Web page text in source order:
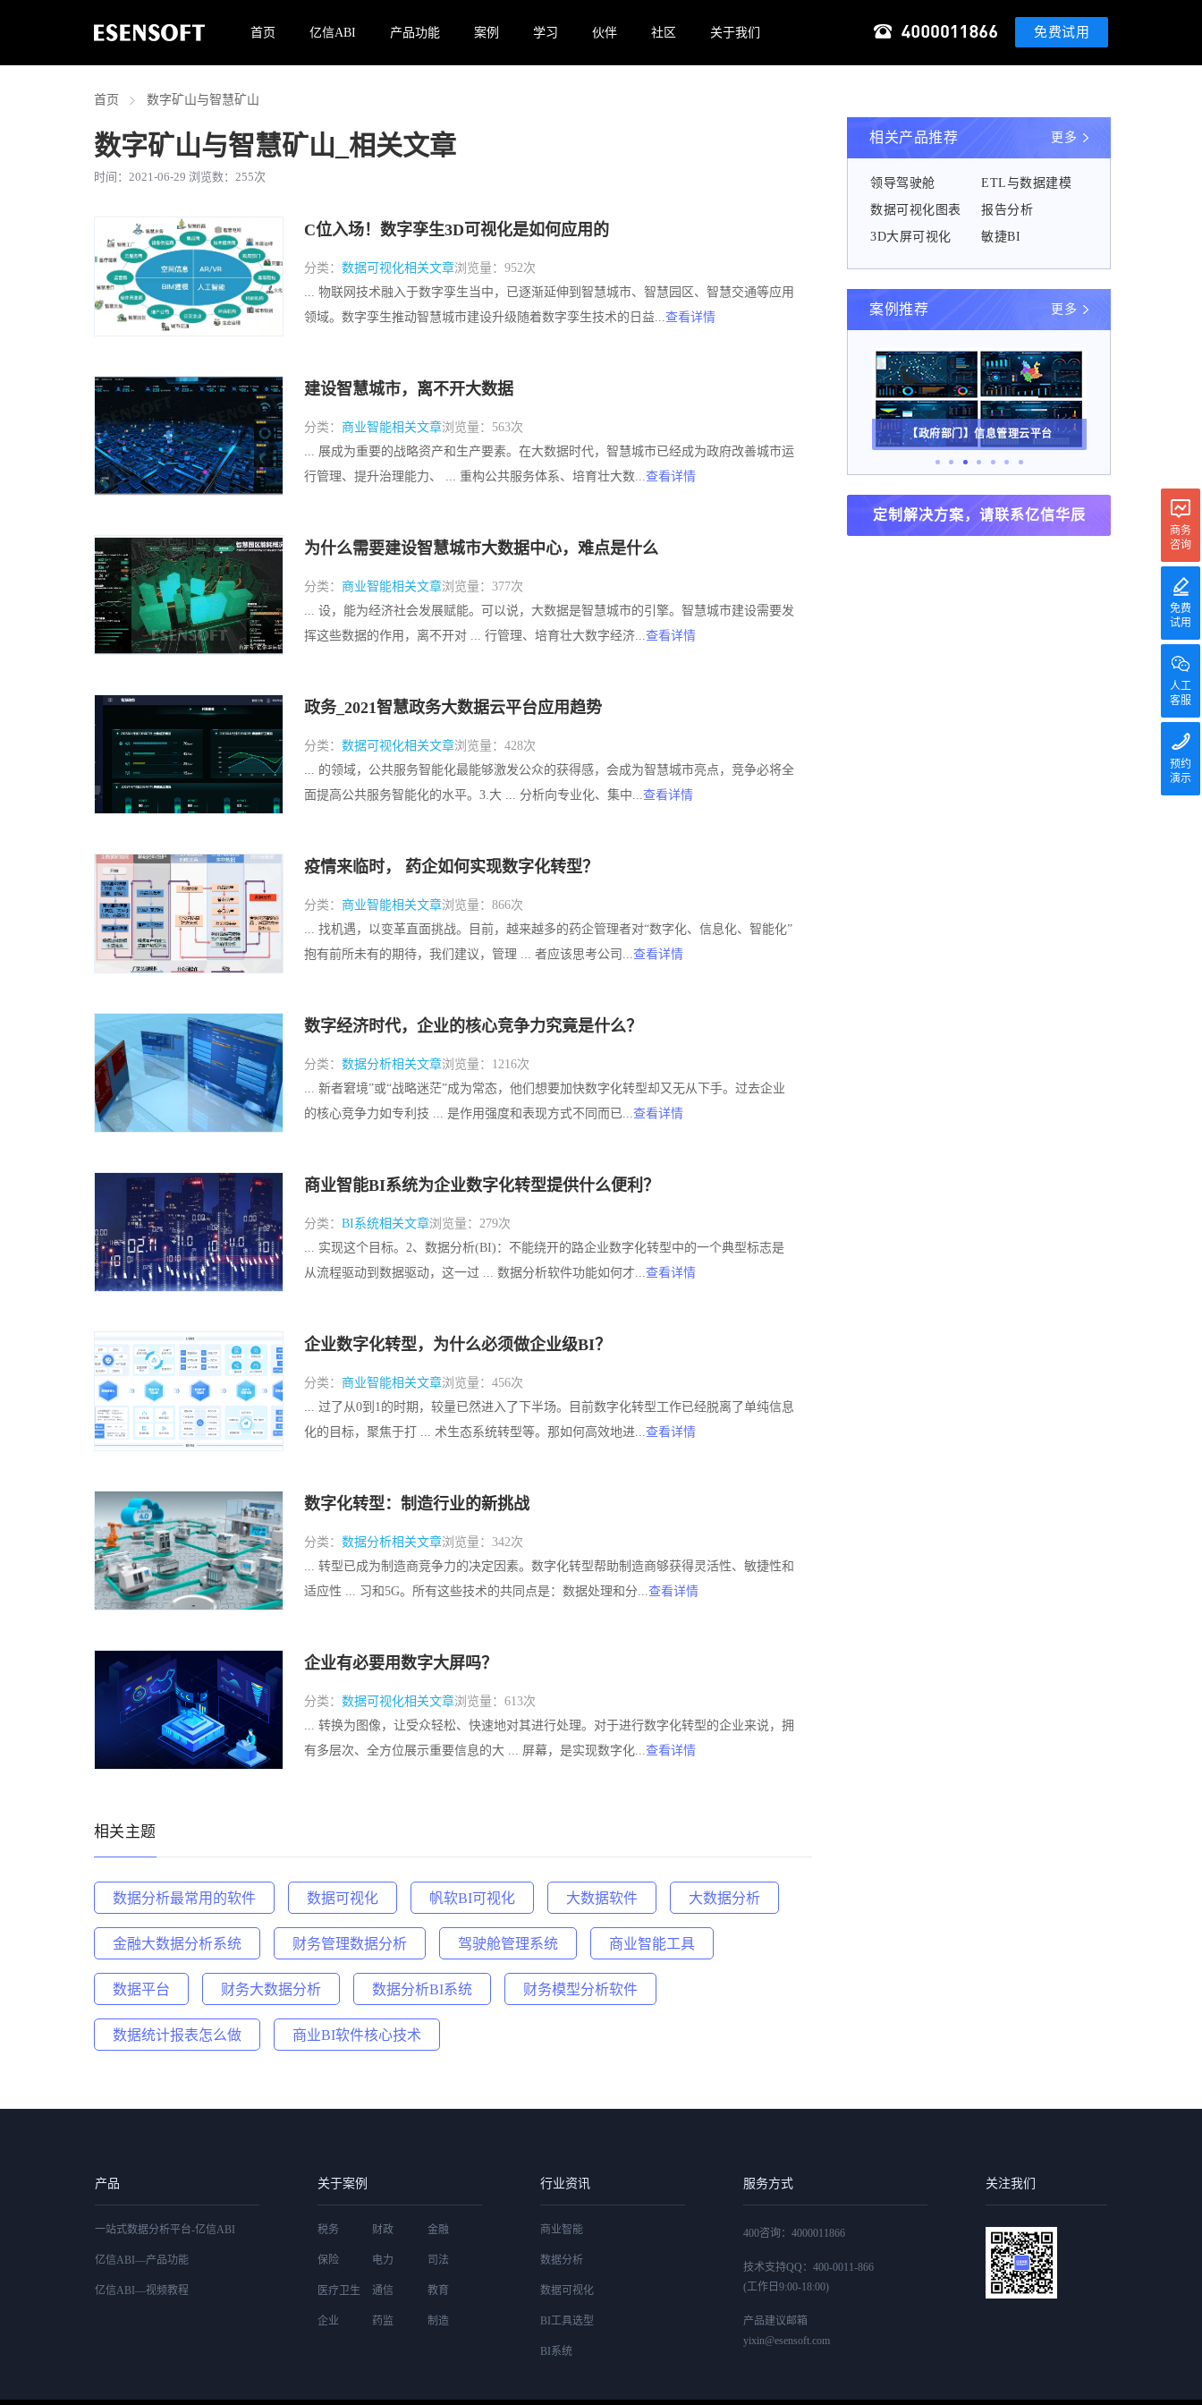
首页 亿信ABI 产品功能 案例 学习 伙伴 社区 关于我们 免费试用
首页 数字矿山与智慧矿山
数字矿山与智慧矿山 _相关文章
时间：2021-06-29 浏览数： 255次
C位入场！数字孪生3D可视化是如何应用的
分类： 数据可视化相关文章浏览量：952次
... 物联网技术融入于数字孪生当中，已逐渐延伸到智慧城市、智慧园区、智慧交通等应用
领域。数字孪生推动智慧城市建设升级随着数字孪生技术的日益...查看详情
建设智慧城市，离不开大数据
分类： 商业智能相关文章浏览量：563次
... 展成为重要的战略资产和生产要素。在大数据时代，智慧城市已经成为政府改善城市运
行管理、提升治理能力、 ... 重构公共服务体系、培育壮大数...查看详情
为什么需要建设智慧城市大数据中心，难点是什么
分类： 商业智能相关文章浏览量：377次
... 设，能为经济社会发展赋能。可以说，大数据是智慧城市的引擎。智慧城市建设需要发
挥这些数据的作用，离不开对 ... 行管理、培育壮大数字经济...查看详情
政务_2021智慧政务大数据云平台应用趋势
分类： 数据可视化相关文章浏览量：428次
... 的领域，公共服务智能化最能够激发公众的获得感，会成为智慧城市亮点，竞争必将全
面提高公共服务智能化的水平。3.大 ... 分析向专业化、集中...查看详情
疫情来临时， 药企如何实现数字化转型？
分类： 商业智能相关文章浏览量：866次
... 找机遇，以变革直面挑战。目前，越来越多的药企管理者对“数字化、信息化、智能化”
抱有前所未有的期待，我们建议，管理 ... 者应该思考公司...查看详情
数字经济时代，企业的核心竞争力究竟是什么？
分类： 数据分析相关文章浏览量：1216次
... 新者窘境”或“战略迷茫”成为常态，他们想要加快数字化转型却又无从下手。过去企业
的核心竞争力如专利技 ... 是作用强度和表现方式不同而已...查看详情
商业智能BI系统为企业数字化转型提供什么便利？
分类： BI系统相关文章浏览量：279次
... 实现这个目标。2、数据分析(BI)：不能绕开的路企业数字化转型中的一个典型标志是
从流程驱动到数据驱动，这一过 ... 数据分析软件功能如何才...查看详情
企业数字化转型，为什么必须做企业级BI？
分类： 商业智能相关文章浏览量：456次
... 过了从0到1的时期，较量已然进入了下半场。目前数字化转型工作已经脱离了单纯信息
化的目标，聚焦于打 ... 术生态系统转型等。那如何高效地进...查看详情
数字化转型：制造行业的新挑战
分类： 数据分析相关文章浏览量：342次
... 转型已成为制造商竞争力的决定因素。数字化转型帮助制造商够获得灵活性、敏捷性和
适应性 ... 习和5G。所有这些技术的共同点是：数据处理和分...查看详情
企业有必要用数字大屏吗？
分类： 数据可视化相关文章浏览量：613次
... 转换为图像，让受众轻松、快速地对其进行处理。对于进行数字化转型的企业来说，拥
有多层次、全方位展示重要信息的大 ... 屏幕，是实现数字化...查看详情
相关主题
数据分析最常用的软件 数据可视化 帆软BI可视化 大数据软件 大数据分析
金融大数据分析系统 财务管理数据分析 驾驶舱管理系统 商业智能工具
数据平台 财务大数据分析 数据分析BI系统 财务模型分析软件
数据统计报表怎么做 商业BI软件核心技术
相关产品推荐 更多
领导驾驶舱
ETL与数据建模
数据可视化图表
报告分析
3D大屏可视化
敏捷BI
案例推荐 更多
【政府部门】信息管理云平台
定制解决方案，请联系亿信华辰
产品
一站式数据分析平台-亿信ABI
亿信ABI—产品功能
亿信ABI—视频教程
关于案例
税务 财政 金融
保险 电力 司法
医疗卫生 通信 教育
企业 药监 制造
行业资讯
商业智能
数据分析
数据可视化
BI工具选型
BI系统
服务方式
400咨询：4000011866
技术支持QQ：400-0011-866
(工作日9:00-18:00)
产品建议邮箱
yixin@esensoft.com
关注我们
商务
咨询
免费
试用
人工
客服
预约
演示